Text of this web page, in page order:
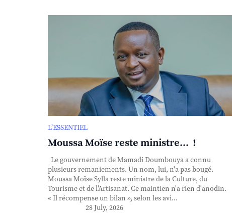
L’ESSENTIEL
Moussa Moïse reste ministre... !
Le gouvernement de Mamadi Doumbouya a connu
plusieurs remaniements. Un nom, lui, n'a pas bougé.
Moussa Moïse Sylla reste ministre de la Culture, du
Tourisme et de l'Artisanat. Ce maintien n'a rien d'anodin.
« Il récompense un bilan », selon les avi...
28 July, 2026